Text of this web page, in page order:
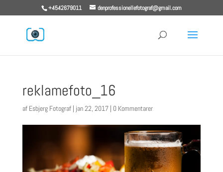
+4542679011 denprofessionellefotograf@gmail.com
reklamefoto_16
af Esbjerg Fotograf| jan 22, 2017| 0 Kommentarer